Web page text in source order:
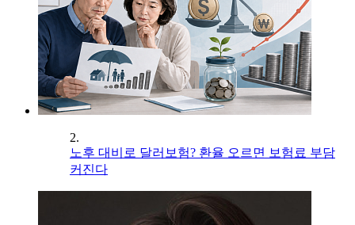
2.
노후 대비로 달러보험? 환율 오르면 보험료 부담
커진다